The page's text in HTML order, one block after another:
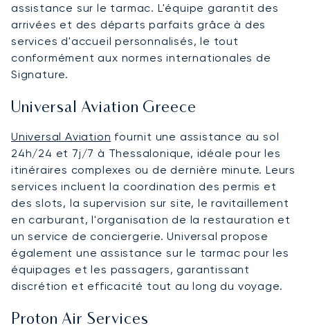
assistance sur le tarmac. L'équipe garantit des
arrivées et des départs parfaits grâce à des
services d'accueil personnalisés, le tout
conformément aux normes internationales de
Signature.
Universal Aviation Greece
Universal Aviation fournit une assistance au sol
24h/24 et 7j/7 à Thessalonique, idéale pour les
itinéraires complexes ou de dernière minute. Leurs
services incluent la coordination des permis et
des slots, la supervision sur site, le ravitaillement
en carburant, l'organisation de la restauration et
un service de conciergerie. Universal propose
également une assistance sur le tarmac pour les
équipages et les passagers, garantissant
discrétion et efficacité tout au long du voyage.
Proton Air Services